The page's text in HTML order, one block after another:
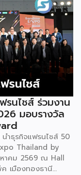
นไชส์ ร่วมงาน
มอบรางวัล
ำธุรกิจแฟรนไชส์ 50
Thailand by
หาคม 2569 ณ Hall
เมืองทองธานี